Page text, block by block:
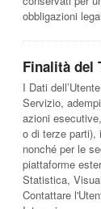
obbligazioni
Finalità del
I Dati
Servizio,
azioni
o di terze parti),
nonché per le
piattaforme
Statistica,
Contattare